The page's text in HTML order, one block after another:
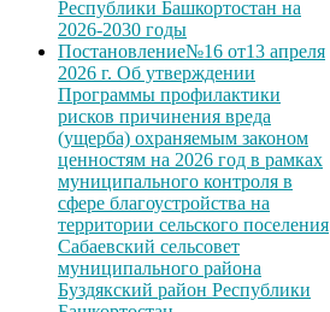
Республики Башкортостан на
2026-2030 годы
Постановление№16 от13 апреля
2026 г. Об утверждении
Программы профилактики
рисков причинения вреда
(ущерба) охраняемым законом
ценностям на 2026 год в рамках
муниципального контроля в
сфере благоустройства на
территории сельского поселения
Сабаевский сельсовет
муниципального района
Буздякский район Республики